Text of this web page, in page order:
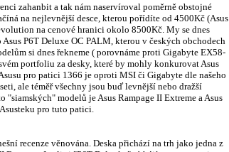
zahanbit a tak nám naservíroval poměrně obstojné
na nejlevnější desce, kterou pořídíte od 4500Kč (Asus
na cenové hranici okolo 8500Kč. My se dnes
P6T Deluxe OC PALM, kterou v českých obchodech
si dnes řekneme ( porovnáme proti Gigabyte EX58-
portfoliu za desky, které by mohly konkurovat Asus
pro patici 1366 je oproti MSI či Gigabyte dle našeho
ale téměř všechny jsou buď levnější nebo dražší
modelů je Asus Rampage II Extreme a Asus
pro tuto patici.
recenze věnována. Deska přichází na trh jako jedna z